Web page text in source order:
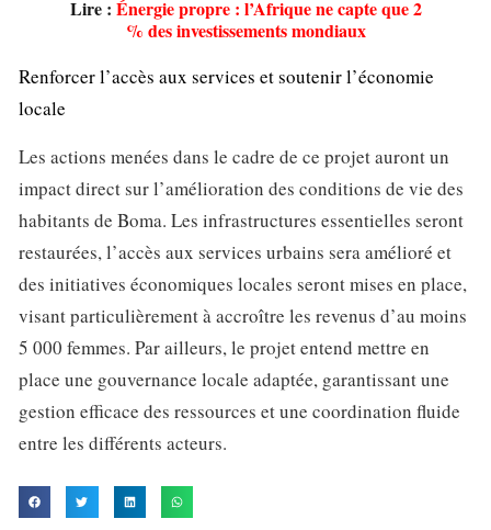
Lire : Énergie propre : l’Afrique ne capte que 2
% des investissements mondiaux
Renforcer l’accès aux services et soutenir l’économie
locale
Les actions menées dans le cadre de ce projet auront un
impact direct sur l’amélioration des conditions de vie des
habitants de Boma. Les infrastructures essentielles seront
restaurées, l’accès aux services urbains sera amélioré et
des initiatives économiques locales seront mises en place,
visant particulièrement à accroître les revenus d’au moins
5 000 femmes. Par ailleurs, le projet entend mettre en
place une gouvernance locale adaptée, garantissant une
gestion efficace des ressources et une coordination fluide
entre les différents acteurs.